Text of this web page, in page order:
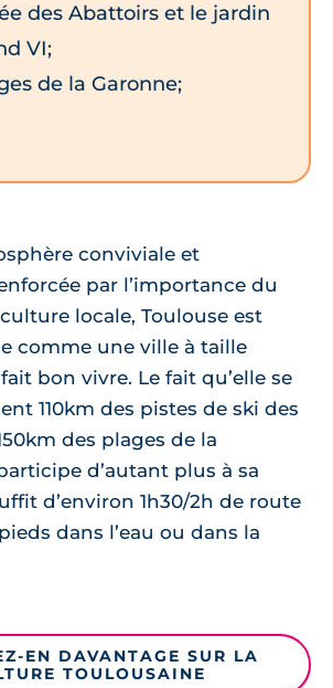
des Abattoirs et le jardin
VI;
de la Garonne;
conviviale et
par l’importance du
locale, Toulouse est
comme une ville à taille
bon vivre. Le fait qu’elle se
110km des pistes de ski des
des plages de la
d’autant plus à sa
d’environ 1h30/2h de route
dans l’eau ou dans la
EN DAVANTAGE SUR LA
TOULOUSAINE